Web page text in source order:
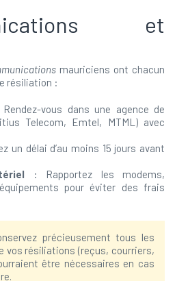
et
mauriciens ont chacun
résiliation :
vous dans une agence de
Telecom, Emtel, MTML) avec
un délai d’au moins 15 jours avant
: Rapportez les modems,
pour éviter des frais
précieusement tous les
résiliations (reçus, courriers,
être nécessaires en cas